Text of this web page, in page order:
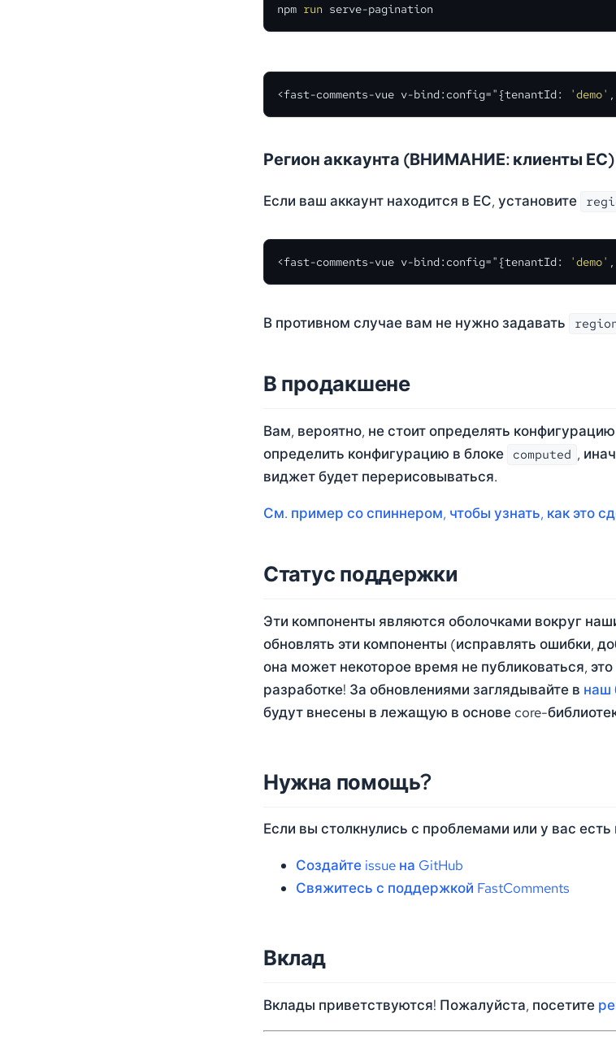
npm run serve-pagination
<fast-comments-vue v-bind:config="{tenantId: 'demo'
Регион аккаунта (ВНИМАНИЕ: клиенты ЕС)
Если ваш аккаунт находится в ЕС, установите
<fast-comments-vue v-bind:config="{tenantId: 'demo'
В противном случае вам не нужно задавать
В продакшене
Вам, вероятно, не стоит определять
определить конфигурацию в блоке computed ,
виджет будет перерисовываться.
См. пример со спиннером, чтобы узнать, как это
Статус поддержки
Эти компоненты являются оболочками вокруг
обновлять эти компоненты (исправлять ошибки,
она может некоторое время не публиковаться,
разработке! За обновлениями заглядывайте в наш
будут внесены в лежащую в основе core-
Нужна помощь?
Если вы столкнулись с проблемами или у вас
Создайте issue на GitHub
Свяжитесь с поддержкой FastComments
Вклад
Вклады приветствуются! Пожалуйста, посетите